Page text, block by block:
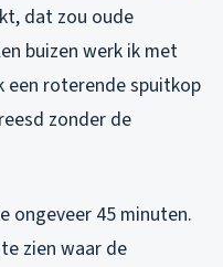
dat zou oude
buizen werk ik met
een roterende spuitkop
zonder de
ongeveer 45 minuten.
zien waar de